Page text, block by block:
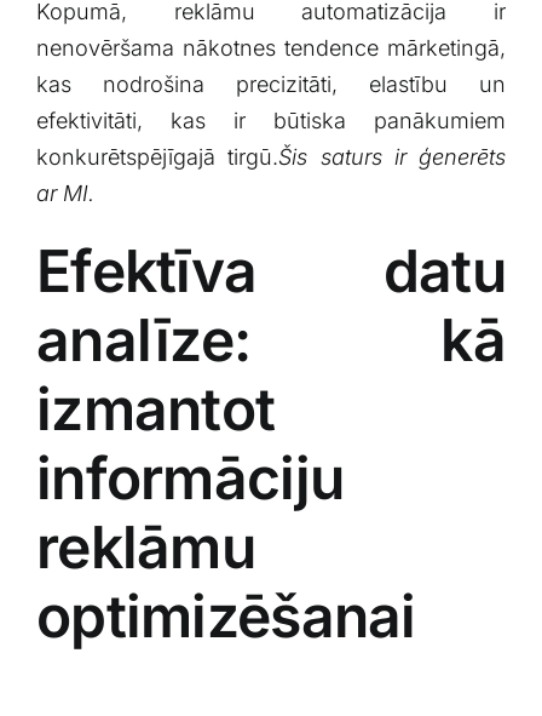
Kopumā,⁣ reklāmu ‌automatizācija ir
nenovēršama ‌nākotnes ​tendence ‌mārketingā,​
kas nodrošina ⁤precizitāti, elastību‍ un
efektivitāti,⁣ kas⁤ ir būtiska panākumiem
⁣konkurētspējīgajā tirgū.Šis saturs ir ģenerēts
ar MI.
Efektīva datu
analīze: kā
izmantot
informāciju
reklāmu
optimizēšanai